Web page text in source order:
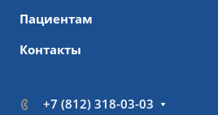
Пациентам
Контакты
+7 (812) 318-03-03